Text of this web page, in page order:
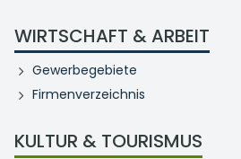
WIRTSCHAFT & ARBEIT
Gewerbegebiete
Firmenverzeichnis
KULTUR & TOURISMUS